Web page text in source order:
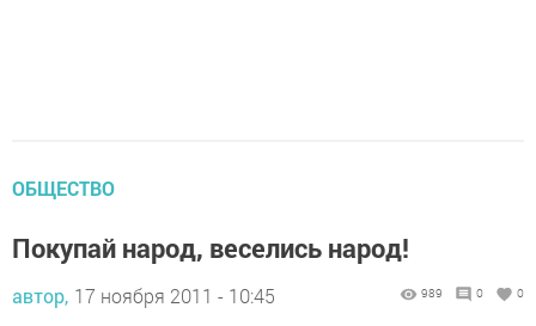
ОБЩЕСТВО
Покупай народ, веселись народ!
автор, 17 ноября 2011 - 10:45 989 0 0